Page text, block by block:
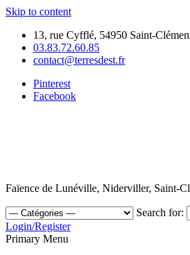
Skip to content
13, rue Cyfflé, 54950 Saint-
03.83.72.60.85
contact@terresdest.fr
Pinterest
Facebook
Faïence de Lunéville, Niderviller, Saint-
Search for:
Login/Register
Primary Menu